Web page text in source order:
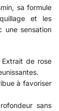
sa formule
et les
une sensation
Extrait de rose
à favoriser
sans